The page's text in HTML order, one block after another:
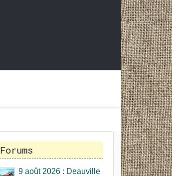
Forums
9 août 2026 : Deauville